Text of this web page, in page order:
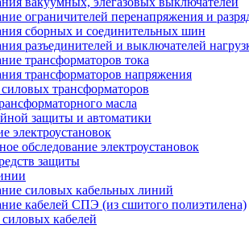
ограничителей перенапряжения и
сборных и соединительных шин
разъединителей и выключателей
трансформаторов тока
трансформаторов напряжения
трансформаторов
масла
защиты и автоматики
электроустановок
обследование электроустановок
защиты
силовых кабельных линий
кабелей СПЭ (из сшитого полиэтилена)
кабелей